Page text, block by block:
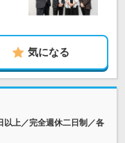
気になる
以上／完全週休二日制／各